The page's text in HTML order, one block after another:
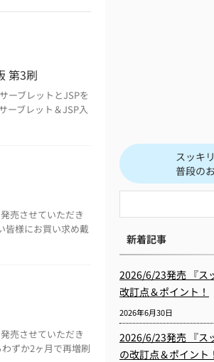
第3刷
ーブレットとJSPを
ーブレット＆JSP入
売させていただき
皆様にお買い求め戴
売させていただき
ずか2ヶ月で再増刷
スッキ
普段の
新着記事
2026/6/23発売 『ス
改訂点＆ポイント！
2026年6月30日
2026/6/23発売 『ス
の改訂点＆ポイント！